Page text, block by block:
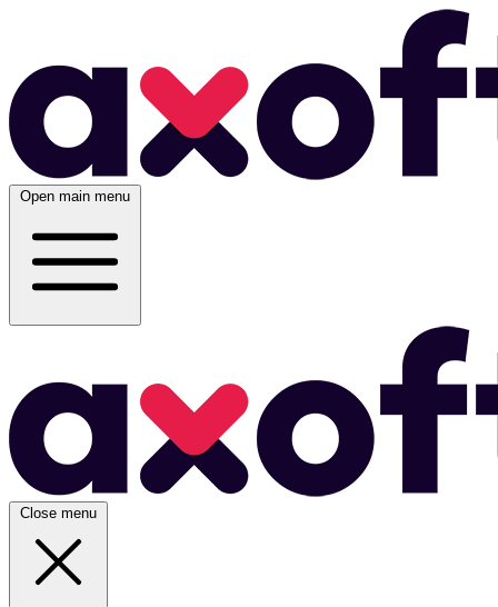
Open main menu
Close menu